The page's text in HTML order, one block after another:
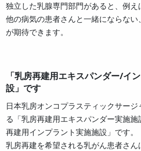
独立した乳腺専門部門があると、例
他の病気の患者さんと一緒にならない
が期待できます。
「乳房再建用エキスパンダー/イ
設」です
日本乳房オンコプラスティックサー
る「乳房再建用エキスパンダー実施
再建用インプラント実施施設」です。
乳房再建を希望される乳がん患者さん